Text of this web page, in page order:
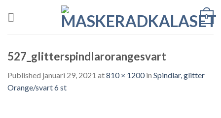
0
527_glitterspindlarorangesvart
Published januari 29, 2021 at810 × 1200in Spindlar, glitter
Orange/svart 6 st